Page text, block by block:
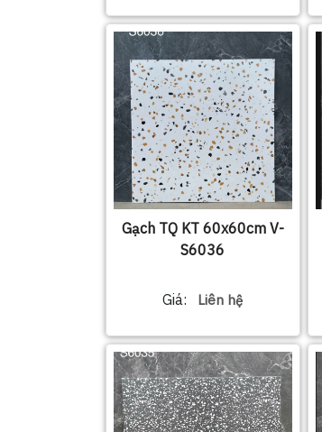
Gạch TQ KT 60x60cm V-
S6036
Giá: Liên hệ